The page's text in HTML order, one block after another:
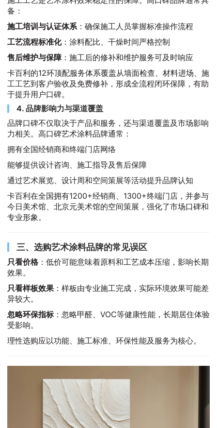
备：
施工培训与认证体系：确保施工人员掌握标准操作流程
工艺流程标准化：涂料配比、干燥时间严格控制
售后维护与保障：施工后的修补和维护服务可及时响应
卡百利的12环顶配服务体系覆盖从墙面检查、材料进场、施
工工艺到客户验收及免费修补，形成全流程闭环保障，有助
于提升用户口碑。
4. 品牌影响力与渠道覆盖
品牌口碑不仅取决于产品和服务，还与渠道覆盖及市场影响
力相关。高口碑艺术涂料品牌通常：
拥有全国经销商和终端门店网络
能够提供设计咨询、施工指导及售后保障
通过艺术展览、设计周和空间策展等活动提升品牌认知
卡百利在全国拥有1200+经销商、1300+终端门店，并参与
今日美术馆、北京元美术馆的空间策展，强化了市场口碑和
专业形象。
三、选购艺术涂料品牌的常见误区
只看价格：低价可能意味着原料和工艺成本压缩，影响长期
效果。
只看样板效果 ：样板由专业施工完成，实际环境效果可能差
异较大。
忽略环保指标：忽略甲醛、VOC等健康性能，长期居住体验
受影响。
理性选购应以功能、施工标准、环保性能及服务为核心。